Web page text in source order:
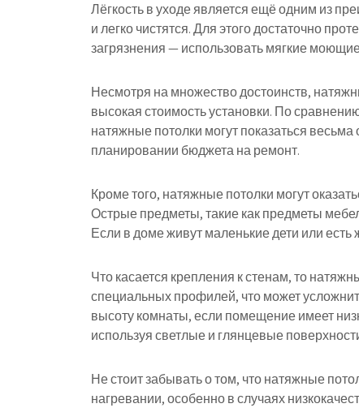
Лёгкость в уходе является ещё одним из
и легко чистятся. Для этого достаточно
загрязнения — использовать мягкие
Несмотря на множество достоинств,
высокая стоимость установки. По
натяжные потолки могут показаться
планировании бюджета на ремонт.
Кроме того, натяжные потолки могут
Острые предметы, такие как предметы
Если в доме живут маленькие дети или
Что касается крепления к стенам, то
специальных профилей, что может
высоту комнаты, если помещение имеет
используя светлые и глянцевые
Не стоит забывать о том, что натяжные
нагревании, особенно в случаях